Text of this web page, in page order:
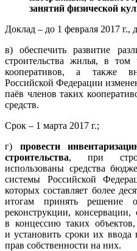
занятий физической
Доклад – до 1 февраля 2017 г.,
в) обеспечить развитие
строительства жилья, в том
кооперативов, а также
Российской Федерации
паёв членов таких
средств.
Срок – 1 марта 2017 г.;
г) провести
строительства, при
использованы средства
системы Российской
которых составляет более
итогам принять решение о
реконструкции, консервации,
в концессию таких
и установить сроки их
прав собственности на них.